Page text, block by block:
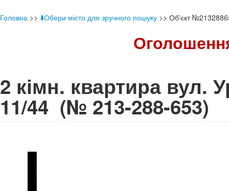
Головна >> ⬇️Обери місто для зручного пошуку >> Об'єкт
2 кімн. квартира вул.
11/44 (№ 213-288-653)